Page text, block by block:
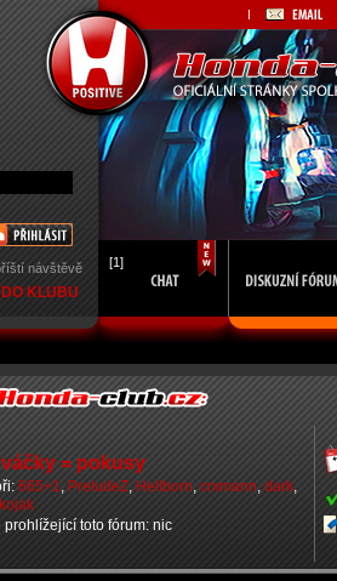
návštěvě
KLUBU
[1]
= pokusy
665+1, PreludeZ, Hellborn, crxmann, dark,
kojak
prohlížející toto fórum: nic